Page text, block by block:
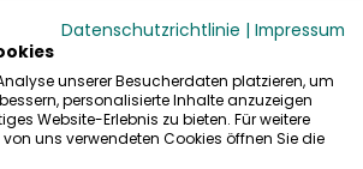
Datenschutzrichtlinie | Impressum
unserer Besucherdaten platzieren, um
personalisierte Inhalte anzuzeigen
Website-Erlebnis zu bieten. Für weitere
uns verwendeten Cookies öffnen Sie die